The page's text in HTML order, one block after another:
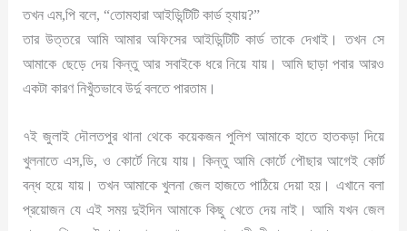
তখন এম,পি বলে, “তোমহারা আইডিন্টিটি কার্ড হ্যায়?”
তার উত্তরে আমি আমার অফিসের আইডিন্টিটি কার্ড তাকে দেখাই। তখন সে
আমাকে ছেড়ে দেয় কিন্তু আর সবাইকে ধরে নিয়ে যায়। আমি ছাড়া পবার আরও
একটা কারণ নিখুঁতভাবে উর্দু বলতে পারতাম।
৭ই জুলাই দৌলতপুর থানা থেকে কয়েকজন পুলিশ আমাকে হাতে হাতকড়া দিয়ে
খুলনাতে এস,ডি, ও কোর্টে নিয়ে যায়। কিন্তু আমি কোর্টে পৌছার আগেই কোর্ট
বন্ধ হয়ে যায়। তখন আমাকে খুলনা জেল হাজতে পাঠিয়ে দেয়া হয়। এখানে বলা
প্রয়োজন যে এই সময় দুইদিন আমাকে কিছু খেতে দেয় নাই। আমি যখন জেল